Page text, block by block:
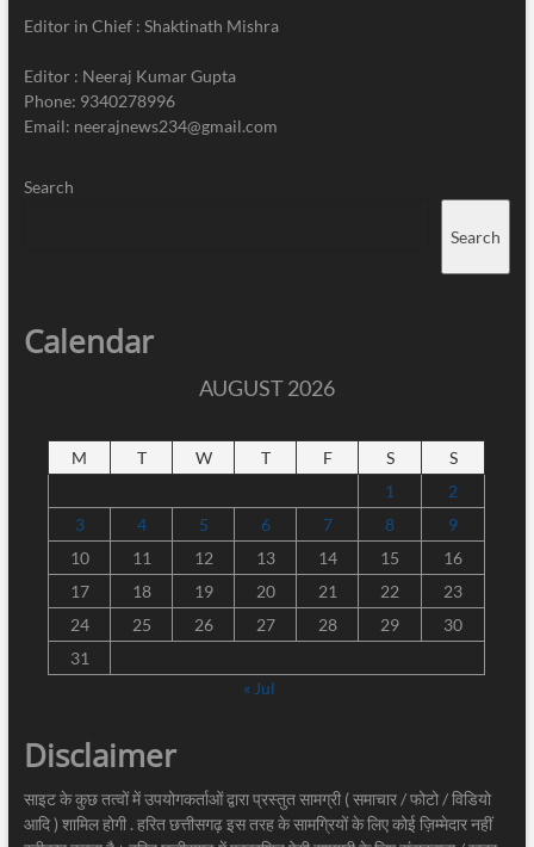
Editor in Chief : Shaktinath Mishra
Editor : Neeraj Kumar Gupta
Phone: 9340278996
Email: neerajnews234@gmail.com
Search
Search
Calendar
AUGUST 2026
M T W T F S
S
1
2
3
4 5 6 7 8
9
10
11 12 13 14 15
16
17
18 19 20 21 22
23
24
25 26 27 28 29
30
31
« Jul
Disclaimer
साइट के कुछ तत्वों में उपयोगकर्ताओं द्वारा प्रस्तुत सामग्री ( समाचार / फोटो / विडियो
आदि ) शामिल होगी . हरित छत्तीसगढ़ इस तरह के सामग्रियों के लिए कोई ज़िम्मेदार नहीं